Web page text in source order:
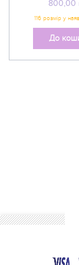
800,00
До